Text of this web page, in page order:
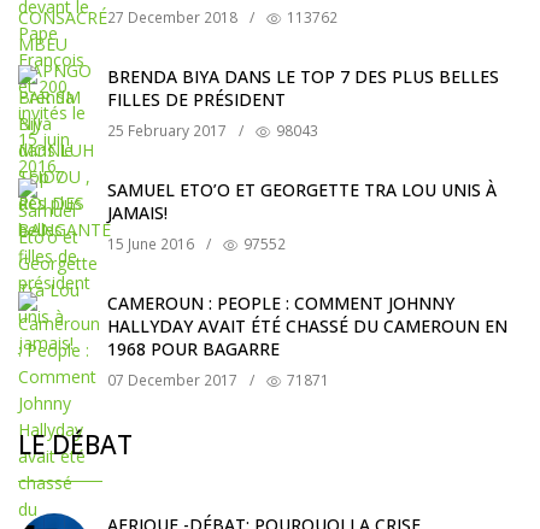
27 December 2018 / 113762
BRENDA BIYA DANS LE TOP 7 DES PLUS BELLES
FILLES DE PRÉSIDENT
25 February 2017 / 98043
SAMUEL ETO’O ET GEORGETTE TRA LOU UNIS À
JAMAIS!
15 June 2016 / 97552
CAMEROUN : PEOPLE : COMMENT JOHNNY
HALLYDAY AVAIT ÉTÉ CHASSÉ DU CAMEROUN EN
1968 POUR BAGARRE
07 December 2017 / 71871
LE DÉBAT